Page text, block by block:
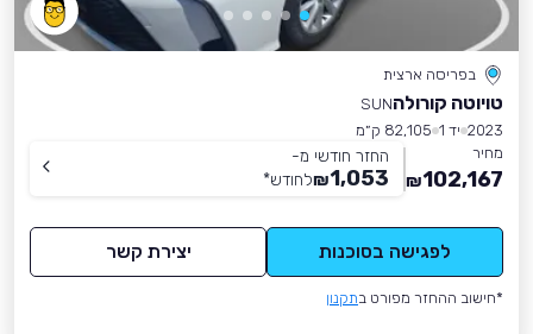
בפריסה ארצית
טויוטה קורולהSUN
2023 יד 1
82,105 ק״מ
מחיר
102,167
₪
החזר חודשי מ-
1,053
₪לחודש*
לפגישה בסוכנות יצירת קשר
*חישוב ההחזר מפורט בתקנון